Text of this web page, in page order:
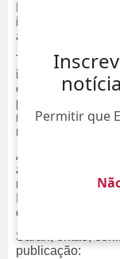
Permitir que
na
influenciadora
até possui fotos
Tudo começou
informações
expôs que
perguntas de
respondeu com
marcando ele na
Apesar da
aplicativo no
marcados nas
Instagram, o que
eles.
Sarah, então,
publicação: